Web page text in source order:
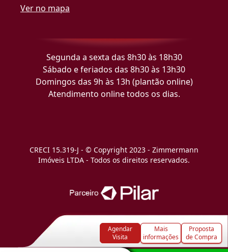
Agendar
Visita
Mais
informações
Proposta
de Compra
Ver no mapa
Segunda a sexta das 8h30 às 18h30
Sábado e feriados das 8h30 às 13h30
Domingos das 9h às 13h (plantão online)
Atendimento online todos os dias.
CRECI 15.319-J - © Copyright 2023 - Zimmermann
Imóveis LTDA - Todos os direitos reservados.